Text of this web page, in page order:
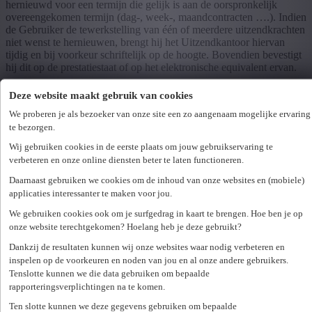
Deze website maakt gebruik van cookies
We proberen je als bezoeker van onze site een zo aangenaam mogelijke ervaring
te bezorgen.
Wij gebruiken cookies in de eerste plaats om jouw gebruikservaring te
verbeteren en onze online diensten beter te laten functioneren.
Daarnaast gebruiken we cookies om de inhoud van onze websites en (mobiele)
applicaties interessanter te maken voor jou.
We gebruiken cookies ook om je surfgedrag in kaart te brengen. Hoe ben je op
onze website terechtgekomen? Hoelang heb je deze gebruikt?
Dankzij de resultaten kunnen wij onze websites waar nodig verbeteren en
inspelen op de voorkeuren en noden van jou en al onze andere gebruikers.
Tenslotte kunnen we die data gebruiken om bepaalde
rapporteringsverplichtingen na te komen.
Ten slotte kunnen we deze gegevens gebruiken om bepaalde
hernieuwd voor een termijn die gelijk is aan de oorspronkelijk
overeengekomen termijn (dag-, week-, maandcontracten ….). Indien
de Gebruiker de tewerkstelling van één of meerdere uitzendkrachten
niet wenst te hernieuwen, brengt hij het Uitzendkantoor hiervan
tijdig en bij voorkeur schriftelijk op de hoogte. Bovendien bevestigt
hij dit op de prestatiestaat of op het elektronische equivalent ervan.
Artikel 14
De Gebruiker is als enige aansprakelijk voor het terugsturen van de
ondertekende Overeenkomst en (het toezicht op) het terugsturen van
de ingevulde en ondertekende prestatiestaten. Bij gebreke hieraan
Uitzendkantoor kunnen inroepen en zal het Uitzendkantoor de
werkelijk door de uitzendkracht verrichte prestaties, met als
minimum de aangevraagde of contractueel overeengekomen
prestaties, factureren aan de Gebruiker.
Artikel 15
Door het ondertekenen van de prestatiestaat bevestigt de Gebruiker
de juistheid van de opgegeven prestaties door de uitzendkracht. Het